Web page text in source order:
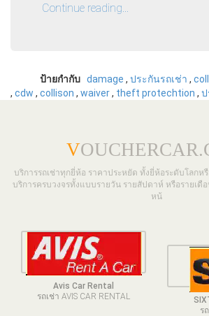
Continue reading...
ป้ายกำกับ damage , ประกันรถเช่า ,
, cdw , collison , waiver, theft protechtion , ป
V
บริการรถเช่าทุกยี่ห้อ ราคาประหยัด ทั้งยี่ห้อระดับโลกหรื
บริการครบวงจรทั้งแบบรายวัน รายสัปดาห์ หรือรายเดื
หน้
Avis Car Rental
รถเช่า AVIS CAR RENTAL
ร